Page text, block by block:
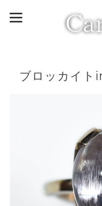
ブロッカイト